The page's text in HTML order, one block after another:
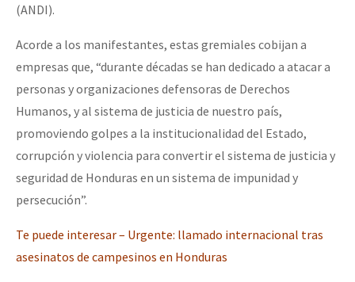
(ANDI).
Acorde a los manifestantes, estas gremiales cobijan a
empresas que, “durante décadas se han dedicado a atacar a
personas y organizaciones defensoras de Derechos
Humanos, y al sistema de justicia de nuestro país,
promoviendo golpes a la institucionalidad del Estado,
corrupción y violencia para convertir el sistema de justicia y
seguridad de Honduras en un sistema de impunidad y
persecución”.
Te puede interesar – Urgente: llamado internacional tras
asesinatos de campesinos en Honduras